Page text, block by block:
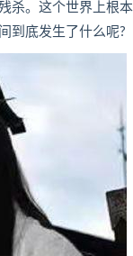
。这个世界上根
到底发生了什么呢?